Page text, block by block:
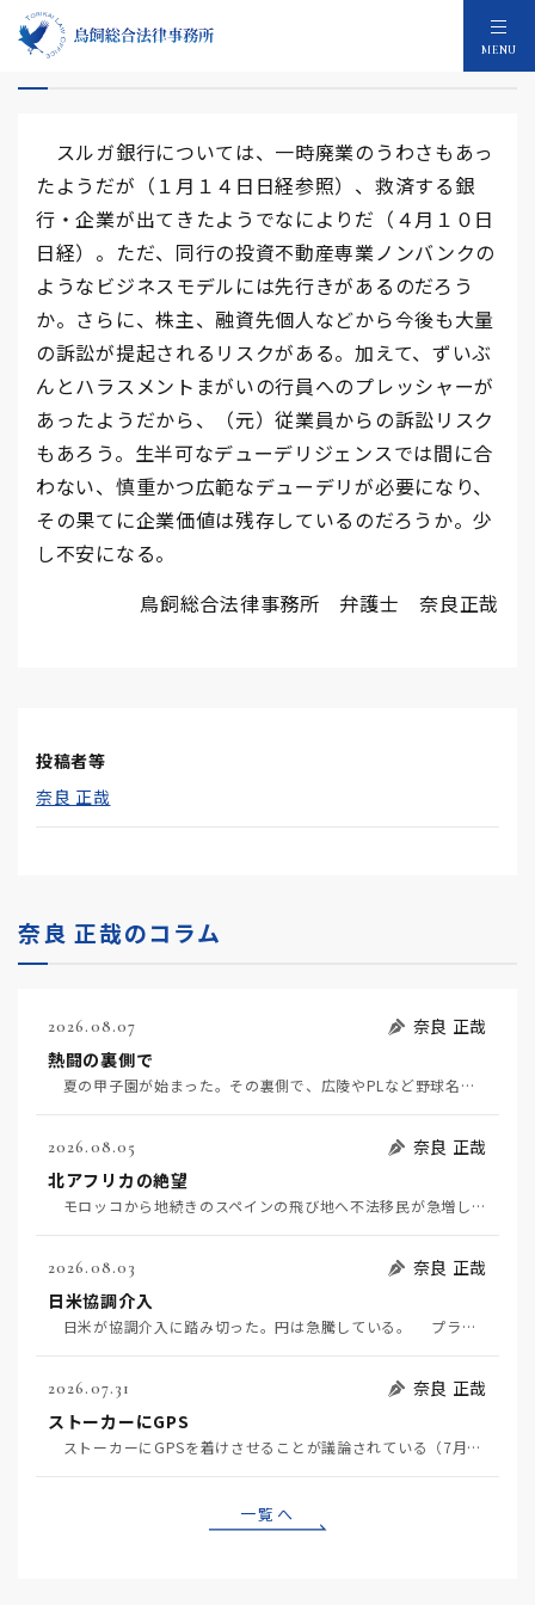
MENU
スルガ銀行の救済
スルガ銀行については、一時廃業のうわさもあっ
たようだが（１月１４日日経参照）、救済する銀
行・企業が出てきたようでなによりだ（４月１０日
日経）。ただ、同行の投資不動産専業ノンバンクの
ようなビジネスモデルには先行きがあるのだろう
か。さらに、株主、融資先個人などから今後も大量
の訴訟が提起されるリスクがある。加えて、ずいぶ
んとハラスメントまがいの行員へのプレッシャーが
あったようだから、（元）従業員からの訴訟リスク
もあろう。生半可なデューデリジェンスでは間に合
わない、慎重かつ広範なデューデリが必要になり、
その果てに企業価値は残存しているのだろうか。少
し不安になる。
鳥飼総合法律事務所 弁護士 奈良正哉
投稿者等
奈良 正哉
奈良 正哉のコラム
2026.08.07
奈良 正哉
熱闘の裏側で
夏の甲子園が始まった。その裏側で、広陵やPLなど野球名門校（だった）の不祥事のその後について、「熱…
2026.08.05
奈良 正哉
北アフリカの絶望
モロッコから地続きのスペインの飛び地へ不法移民が急増していて、当地の大問題となっている。「海を泳い…
2026.08.03
奈良 正哉
日米協調介入
日米が協調介入に踏み切った。円は急騰している。 プラザ合意以降、協調介入は為替相場の転機になって…
2026.07.31
奈良 正哉
ストーカーにGPS
ストーカーにGPSを着けさせることが議論されている（7月29日日経）。反対派は「ストーカーにも人権…
一覧へ